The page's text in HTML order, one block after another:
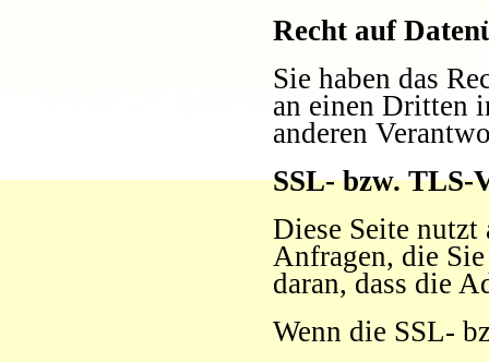
Recht auf
Sie haben das
an einen Dritten
anderen
SSL- bzw. TLS-
Diese Seite
Anfragen, die
daran, dass die
Wenn die SSL-